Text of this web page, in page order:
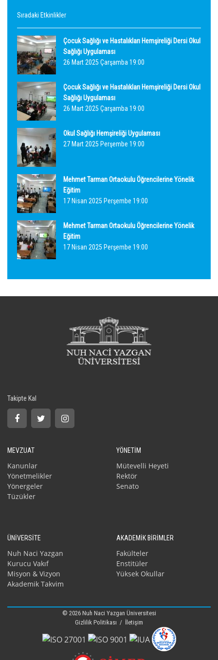
Sıradaki Etkinlikler
Çocuk Sağlığı ve Hastalıkları Hemşireliği Dersi Okul
Sağlığı Uygulaması
26 Mart 2025 Çarşamba 19:00
Çocuk Sağlığı ve Hastalıkları Hemşireliği Dersi Okul
Sağlığı Uygulaması
26 Mart 2025 Çarşamba 19:00
Okul Sağlığı Hemşireliği Uygulaması
27 Mart 2025 Perşembe 19:00
Mehmet Tarman Ortaokulu Öğrencilerine Yönelik
Eğitim
17 Nisan 2025 Perşembe 19:00
Mehmet Tarman Ortaokulu Öğrencilerine Yönelik
Eğitim
17 Nisan 2025 Perşembe 19:00
Takipte Kal
MEVZUAT
Kanunlar
Yönetmelikler
Yönergeler
Tüzükler
YÖNETİM
Mütevelli Heyeti
Rektör
Senato
ÜNİVERSİTE
Nuh Naci Yazgan
Kurucu Vakıf
Misyon & Vizyon
Akademik Takvim
AKADEMİK BİRİMLER
Fakülteler
Enstitüler
Yüksek Okullar
© 2026 Nuh Naci Yazgan Üniversitesi
Gizlilik Politikası / İletişim